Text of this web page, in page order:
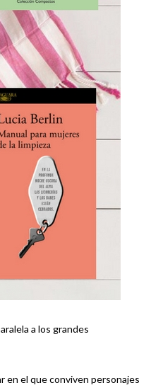
a los grandes
en el que conviven personajes